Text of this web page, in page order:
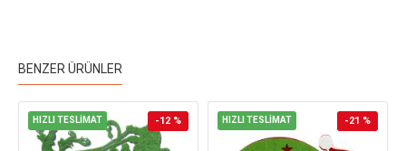
BENZER ÜRÜNLER
HIZLI TESLİMAT -12 % HIZLI TESLİMAT -21 %